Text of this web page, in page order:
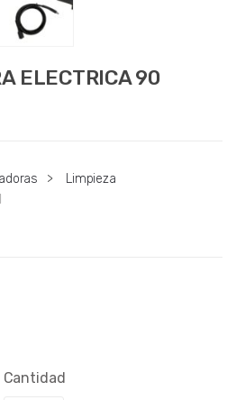
ELECTRICA 90
>
Limpieza
Cantidad